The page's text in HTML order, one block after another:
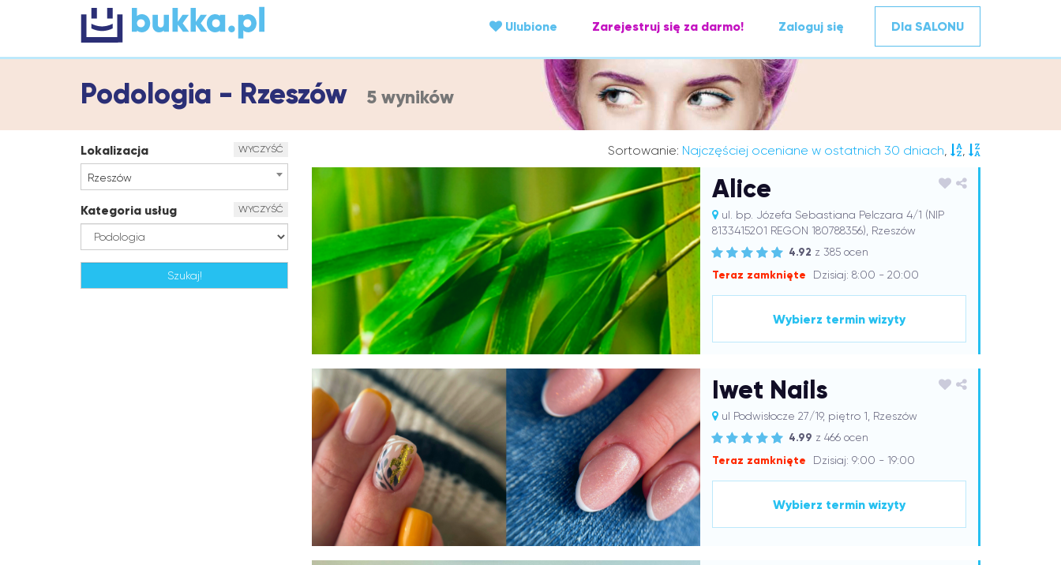
Ulubione Zarejestruj się za darmo! Zaloguj się Dla SALONU
Podologia - Rzeszów 5 wyników
Lokalizacja WYCZYŚĆ
Rzeszów
Kategoria usług WYCZYŚĆ
Sortowanie: Najczęściej oceniane w ostatnich 30 dniach, ,
Alice
ul. bp. Józefa Sebastiana Pelczara 4/1 (NIP
8133415201 REGON 180788356), Rzeszów
4.92 z 385 ocen
Teraz zamknięte Dzisiaj: 8:00 - 20:00
Wybierz termin wizyty
Iwet Nails
ul Podwisłocze 27/19, piętro 1, Rzeszów
4.99 z 466 ocen
Teraz zamknięte Dzisiaj: 9:00 - 19:00
Wybierz termin wizyty